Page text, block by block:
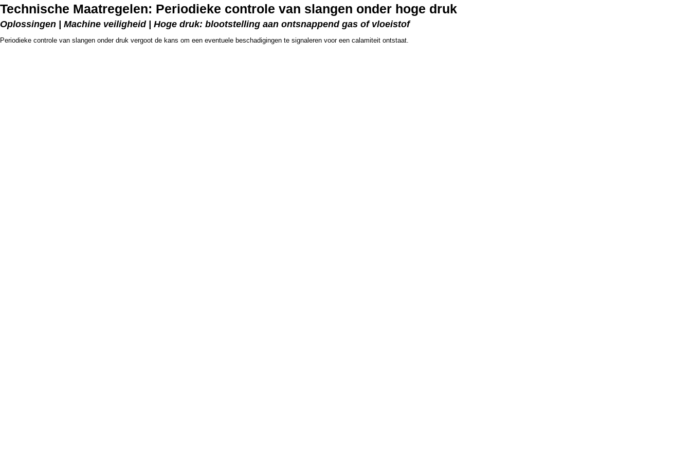
Technische Maatregelen: Periodieke controle van slangen onder hoge druk
Oplossingen | Machine veiligheid | Hoge druk: blootstelling aan ontsnappend gas of vloeistof
Periodieke controle van slangen onder druk vergoot de kans om een eventuele beschadigingen te signaleren voor een calamiteit ontstaat.